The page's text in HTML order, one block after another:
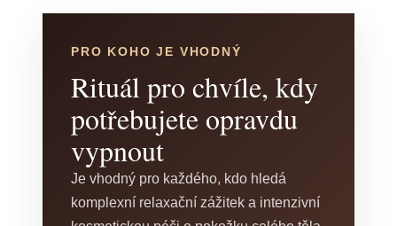
PRO KOHO JE VHODNÝ
Rituál pro chvíle, kdy
potřebujete opravdu
vypnout
Je vhodný pro každého, kdo hledá
komplexní relaxační zážitek a intenzivní